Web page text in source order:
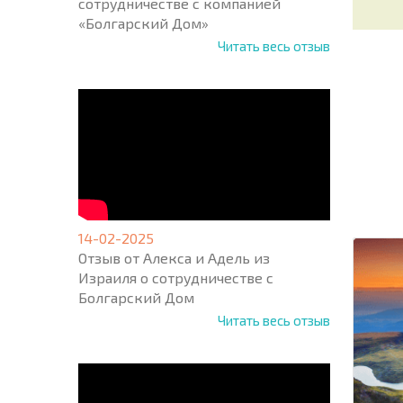
«Болгарский Дом»
Читать весь отзыв
14-02-2025
Отзыв от Алекса и Адель из
Израиля о сотрудничестве с
Болгарский Дом
Читать весь отзыв
States
+1
* Поля